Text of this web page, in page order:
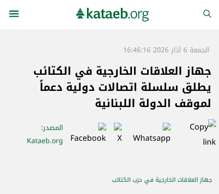
الجمعة 6 آذار 2026 16:46:16
جهاز العلاقات الخارجية في الكتائب
يطلق سلسلة اتصالات دولية دعماً
لموقف الدولة اللبنانية
المصدر:
Kataeb.org
جهاز العلاقات الخارجية في حزب الكتائب